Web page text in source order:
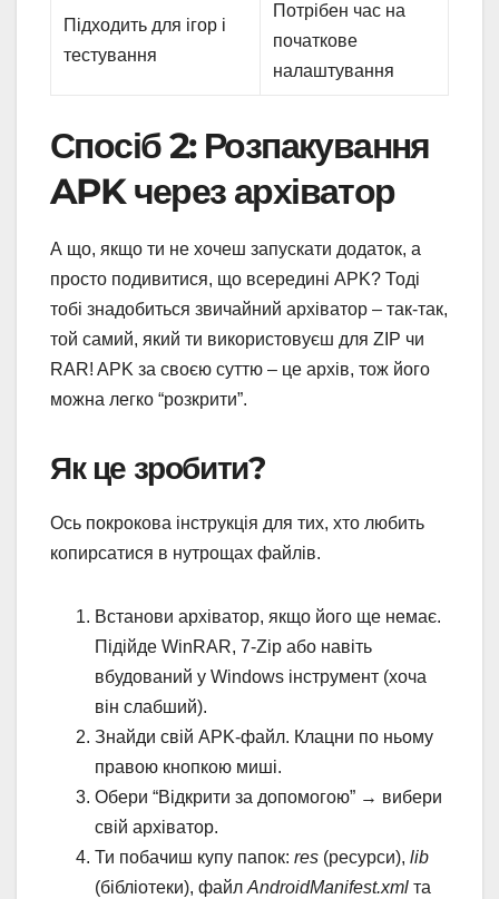
Підходить для ігор і
тестування
Потрібен час на
початкове
налаштування
Спосіб 2: Розпакування
APK через архіватор
А що, якщо ти не хочеш запускати додаток, а
просто подивитися, що всередині APK? Тоді
тобі знадобиться звичайний архіватор – так-так,
той самий, який ти використовуєш для ZIP чи
RAR! APK за своєю суттю – це архів, тож його
можна легко “розкрити”.
Як це зробити?
Ось покрокова інструкція для тих, хто любить
копирсатися в нутрощах файлів.
Встанови архіватор, якщо його ще немає.
Підійде WinRAR, 7-Zip або навіть
вбудований у Windows інструмент (хоча
він слабший).
Знайди свій APK-файл. Клацни по ньому
правою кнопкою миші.
Обери “Відкрити за допомогою” → вибери
свій архіватор.
Ти побачиш купу папок: res (ресурси), lib
(бібліотеки), файл AndroidManifest.xml та